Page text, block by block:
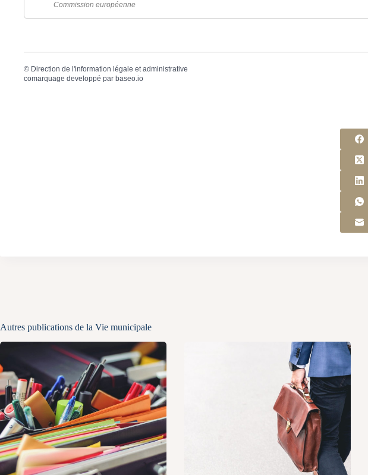
Commission européenne
© Direction de l'information légale et administrative
comarquage developpé par baseo.io
Autres publications de la Vie municipale